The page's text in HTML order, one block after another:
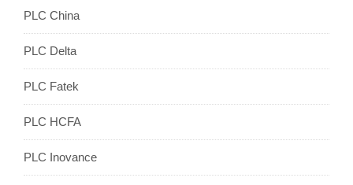
PLC China
PLC Delta
PLC Fatek
PLC HCFA
PLC Inovance